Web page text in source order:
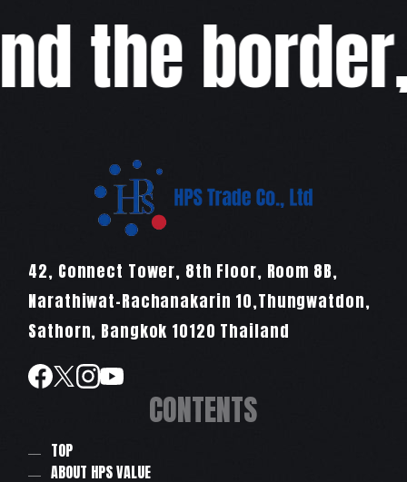
the
42, Connect Tower, 8th Floor, Room 8B,
Narathiwat-Rachanakarin 10,Thungwatdon,
Sathorn, Bangkok 10120 Thailand
CONTENTS
TOP
ABOUT HPS VALUE